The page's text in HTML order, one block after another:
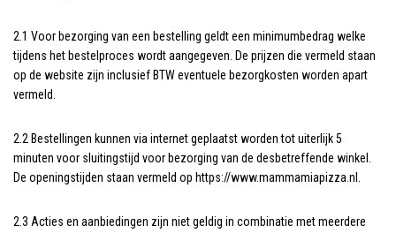
2.1 Voor bezorging van een bestelling geldt een minimumbedrag welke
tijdens het bestelproces wordt aangegeven. De prijzen die vermeld staan
op de website zijn inclusief BTW eventuele bezorgkosten worden apart
vermeld.
2.2 Bestellingen kunnen via internet geplaatst worden tot uiterlijk 5
minuten voor sluitingstijd voor bezorging van de desbetreffende winkel.
De openingstijden staan vermeld op https://www.mammamiapizza.nl.
2.3 Acties en aanbiedingen zijn niet geldig in combinatie met meerdere